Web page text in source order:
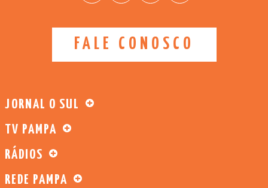
FALE CONOSCO
JORNAL O SUL
TV PAMPA
RÁDIOS
REDE PAMPA